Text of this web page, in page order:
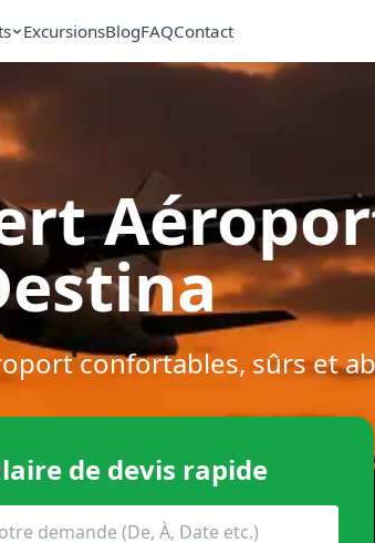
ExcursionsBlogFAQContact
confortables, sûrs et
de devis rapide